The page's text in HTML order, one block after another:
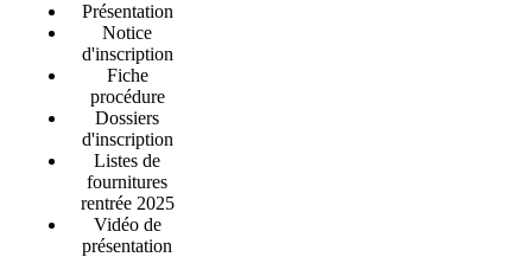
Présentation
Notice
d'inscription
Fiche
procédure
Dossiers
d'inscription
Listes de
fournitures
rentrée 2025
Vidéo de
présentation